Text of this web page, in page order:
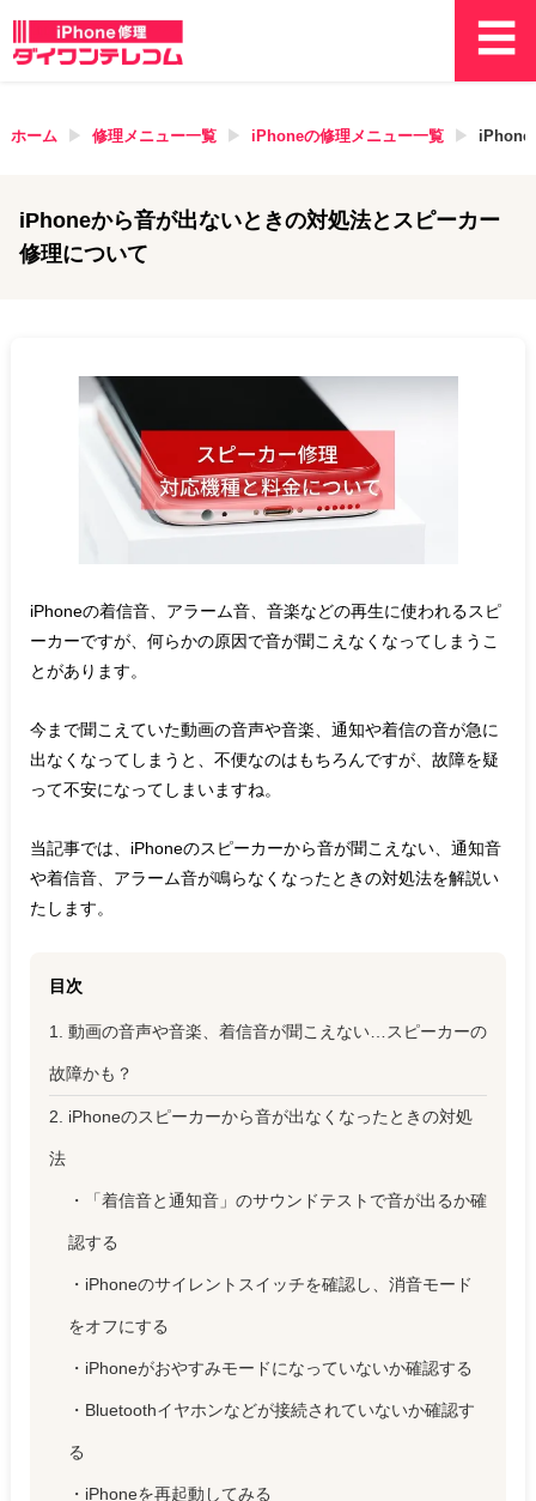
ホーム 修理メニュー一覧 iPhoneの修理メニュー一覧 iPhone
iPhoneから音が出ないときの対処法とスピーカー
修理について
iPhoneの着信音、アラーム音、音楽などの再生に使われるスピ
ーカーですが、何らかの原因で音が聞こえなくなってしまうこ
とがあります。
今まで聞こえていた動画の音声や音楽、通知や着信の音が急に
出なくなってしまうと、不便なのはもちろんですが、故障を疑
って不安になってしまいますね。
当記事では、iPhoneのスピーカーから音が聞こえない、通知音
や着信音、アラーム音が鳴らなくなったときの対処法を解説い
たします。
目次
1. 動画の音声や音楽、着信音が聞こえない…スピーカーの
故障かも？
2. iPhoneのスピーカーから音が出なくなったときの対処
法
・「着信音と通知音」のサウンドテストで音が出るか確
認する
・iPhoneのサイレントスイッチを確認し、消音モード
をオフにする
・iPhoneがおやすみモードになっていないか確認する
・Bluetoothイヤホンなどが接続されていないか確認す
る
・iPhoneを再起動してみる